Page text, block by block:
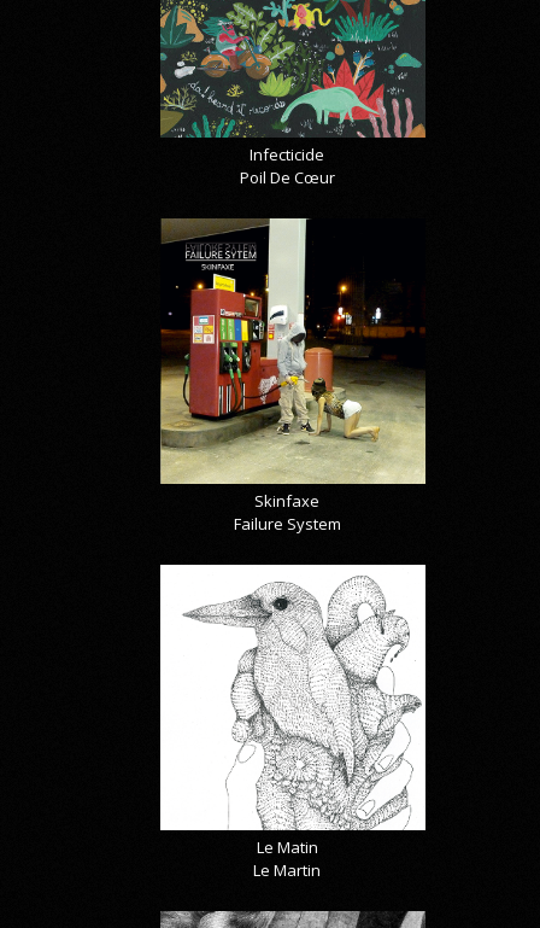
Infecticide
Poil De Cœur
Skinfaxe
Failure System
Le Matin
Le Martin